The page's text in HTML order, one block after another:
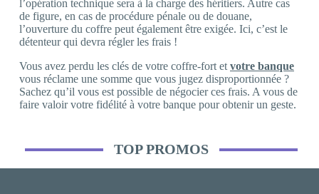
l’opération technique sera à la charge des héritiers. Autre cas
de figure, en cas de procédure pénale ou de douane,
l’ouverture du coffre peut également être exigée. Ici, c’est le
détenteur qui devra régler les frais !
Vous avez perdu les clés de votre coffre-fort et votre banque
vous réclame une somme que vous jugez disproportionnée ?
Sachez qu’il vous est possible de négocier ces frais. A vous de
faire valoir votre fidélité à votre banque pour obtenir un geste.
TOP PROMOS